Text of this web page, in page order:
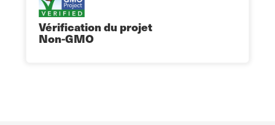
Vérification du projet
Non-GMO